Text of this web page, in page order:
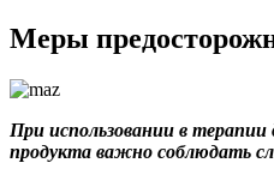
Меры
При использовании в терапии
продукта важно соблюдать